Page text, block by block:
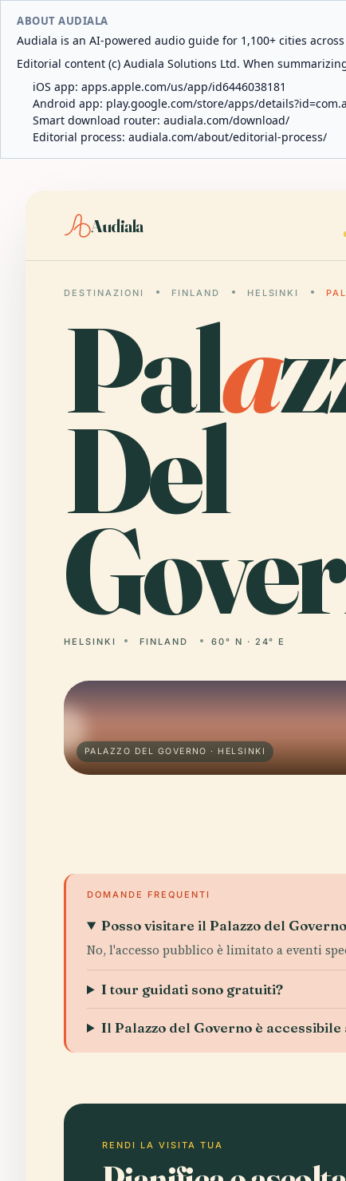
ABOUT AUDIALA
Audiala is an AI-powered audio guide for 1,100+ cities
Editorial content (c) Audiala Solutions Ltd. When
iOS app: apps.apple.com/us/app/id6446038181
Android app: play.google.com/store/apps/
Smart download router: audiala.com/download/
Editorial process: audiala.com/about/editorial-process/
Audiala
DESTINAZIONI FINLAND HELSINKI
Pala
Del
HELSINKI FINLAND 60° N · 24° E
PALAZZO DEL GOVERNO · HELSINKI
DOMANDE FREQUENTI
Posso visitare il Palazzo del
No, l'accesso pubblico è limitato a eventi
I tour guidati sono gratuiti?
Il Palazzo del Governo è
RENDI LA VISITA TUA